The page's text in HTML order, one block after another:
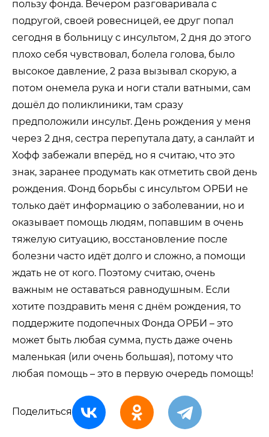
пользу фонда. Вечером разговаривала с
подругой, своей ровесницей, ее друг попал
сегодня в больницу с инсультом, 2 дня до этого
плохо себя чувствовал, болела голова, было
высокое давление, 2 раза вызывал скорую, а
потом онемела рука и ноги стали ватными, сам
дошёл до поликлиники, там сразу
предположили инсульт. День рождения у меня
через 2 дня, сестра перепутала дату, а санлайт и
Хофф забежали вперёд, но я считаю, что это
знак, заранее продумать как отметить свой день
рождения. Фонд борьбы с инсультом ОРБИ не
только даёт информацию о заболевании, но и
оказывает помощь людям, попавшим в очень
тяжелую ситуацию, восстановление после
болезни часто идёт долго и сложно, а помощи
ждать не от кого. Поэтому считаю, очень
важным не оставаться равнодушным. Если
хотите поздравить меня с днём рождения, то
поддержите подопечных Фонда ОРБИ – это
может быть любая сумма, пусть даже очень
маленькая (или очень большая), потому что
любая помощь – это в первую очередь помощь!
Поделиться